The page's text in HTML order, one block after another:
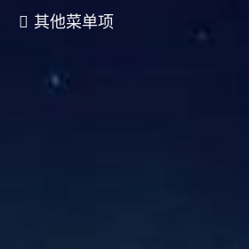
其他菜单项